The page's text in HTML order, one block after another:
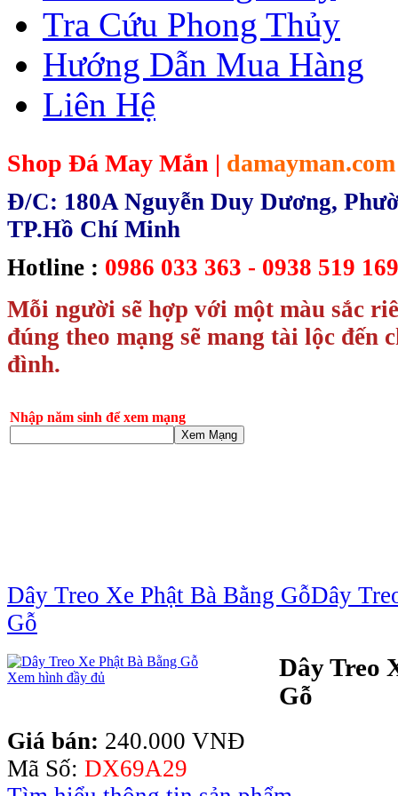
Tra Cứu Phong Thủy
Hướng Dẫn Mua Hàng
Liên Hệ
Shop Đá May Mắn | damayman.com
Đ/C: 180A Nguyễn Duy Dương,
TP.Hồ Chí Minh
Hotline : 0986 033 363 - 0938 519
Mỗi người sẽ hợp với một màu sắc
đúng theo mạng sẽ mang tài lộc đến
đình.
Nhập năm sinh để xem mạng
Xem Mạng
Dây Treo Xe Phật Bà Bằng GỗDây
Gỗ
Xem hình đầy đủ
Dây Treo
Gỗ
Giá bán: 240.000 VNĐ
Mã Số: DX69A29